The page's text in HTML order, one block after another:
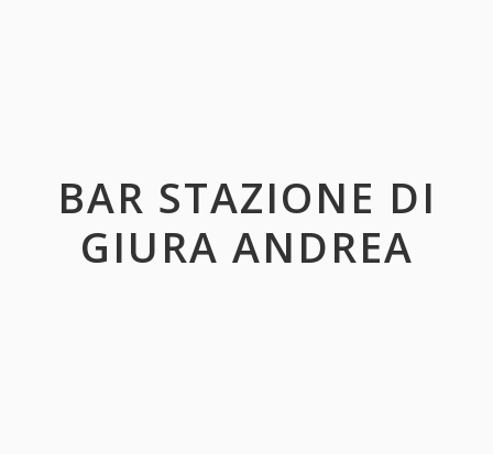
BAR STAZIONE DI
GIURA ANDREA